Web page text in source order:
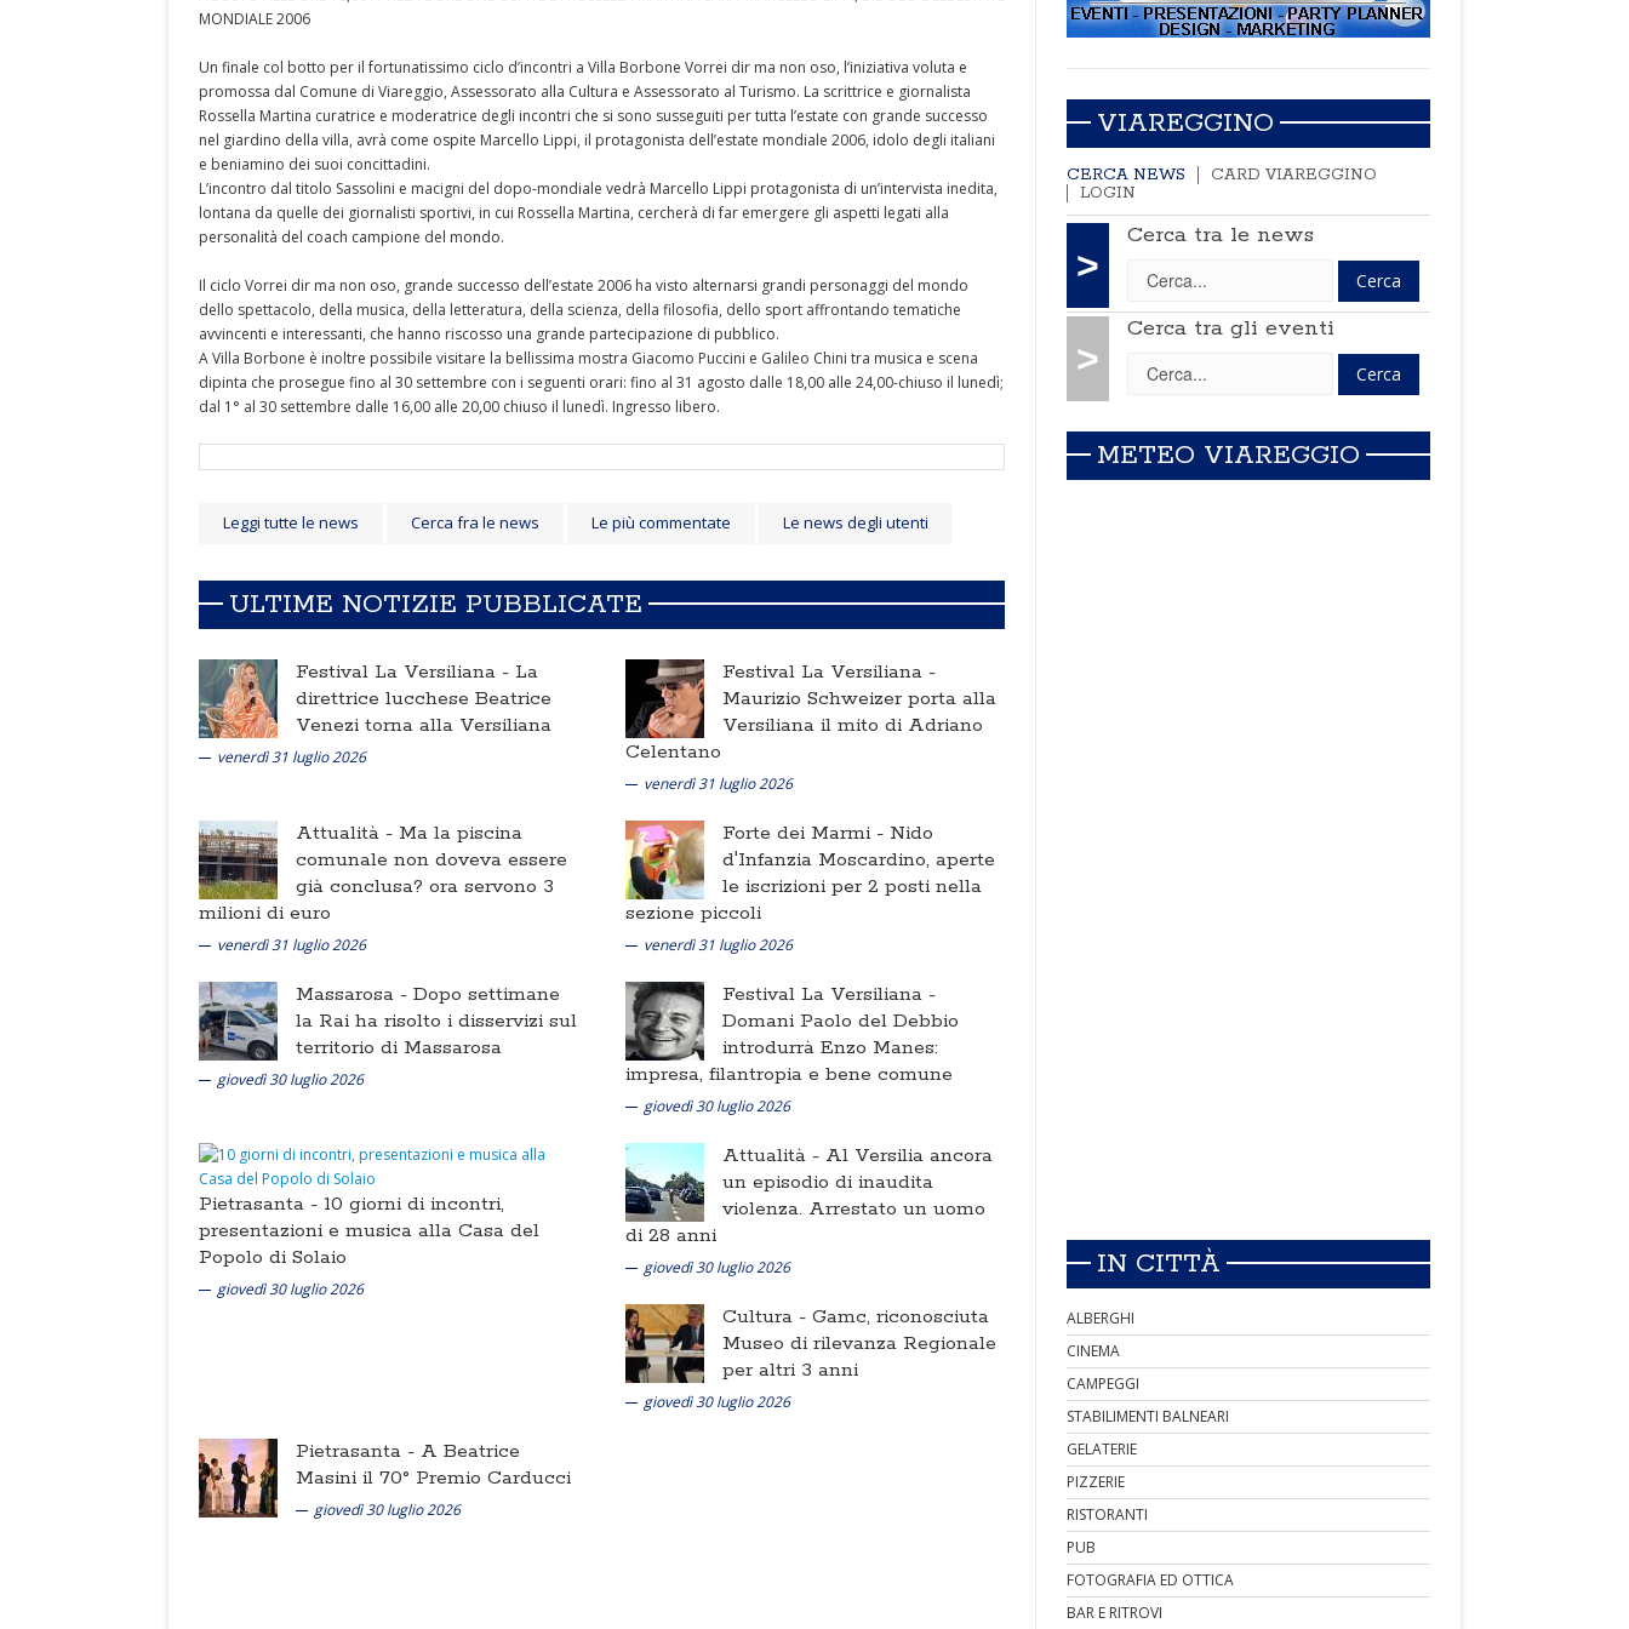
MONDIALE 2006
Un finale col botto per il fortunatissimo ciclo d’incontri a Villa Borbone Vorrei dir ma non oso, l’iniziativa voluta e
promossa dal Comune di Viareggio, Assessorato alla Cultura e Assessorato al Turismo. La scrittrice e giornalista
Rossella Martina curatrice e moderatrice degli incontri che si sono susseguiti per tutta l’estate con grande successo
nel giardino della villa, avrà come ospite Marcello Lippi, il protagonista dell’estate mondiale 2006, idolo degli italiani
e beniamino dei suoi concittadini.
L’incontro dal titolo Sassolini e macigni del dopo-mondiale vedrà Marcello Lippi protagonista di un’intervista inedita,
lontana da quelle dei giornalisti sportivi, in cui Rossella Martina, cercherà di far emergere gli aspetti legati alla
personalità del coach campione del mondo.
Il ciclo Vorrei dir ma non oso, grande successo dell’estate 2006 ha visto alternarsi grandi personaggi del mondo
dello spettacolo, della musica, della letteratura, della scienza, della filosofia, dello sport affrontando tematiche
avvincenti e interessanti, che hanno riscosso una grande partecipazione di pubblico.
A Villa Borbone è inoltre possibile visitare la bellissima mostra Giacomo Puccini e Galileo Chini tra musica e scena
dipinta che prosegue fino al 30 settembre con i seguenti orari: fino al 31 agosto dalle 18,00 alle 24,00-chiuso il lunedì;
dal 1° al 30 settembre dalle 16,00 alle 20,00 chiuso il lunedì. Ingresso libero.
Leggi tutte le news Cerca fra le news Le più commentate Le news degli utenti
ULTIME NOTIZIE PUBBLICATE
Festival La Versiliana - La
direttrice lucchese Beatrice
Venezi torna alla Versiliana
venerdì 31 luglio 2026
Festival La Versiliana -
Maurizio Schweizer porta alla
Versiliana il mito di Adriano
Celentano
venerdì 31 luglio 2026
Attualità - Ma la piscina
comunale non doveva essere
già conclusa? ora servono 3
milioni di euro
venerdì 31 luglio 2026
Forte dei Marmi - Nido
d'Infanzia Moscardino, aperte
le iscrizioni per 2 posti nella
sezione piccoli
venerdì 31 luglio 2026
Massarosa - Dopo settimane
la Rai ha risolto i disservizi sul
territorio di Massarosa
giovedì 30 luglio 2026
Festival La Versiliana -
Domani Paolo del Debbio
introdurrà Enzo Manes:
impresa, filantropia e bene comune
giovedì 30 luglio 2026
Pietrasanta - 10 giorni di incontri,
presentazioni e musica alla Casa del
Popolo di Solaio
giovedì 30 luglio 2026
Attualità - Al Versilia ancora
un episodio di inaudita
violenza. Arrestato un uomo
di 28 anni
giovedì 30 luglio 2026
Cultura - Gamc, riconosciuta
Museo di rilevanza Regionale
per altri 3 anni
giovedì 30 luglio 2026
Pietrasanta - A Beatrice
Masini il 70° Premio Carducci
giovedì 30 luglio 2026
VIAREGGINO
CERCA NEWS
CARD VIAREGGINO
LOGIN
>
Cerca tra le news
>
Cerca tra gli eventi
METEO VIAREGGIO
IN CITTÀ
ALBERGHI
CINEMA
CAMPEGGI
STABILIMENTI BALNEARI
GELATERIE
PIZZERIE
RISTORANTI
PUB
FOTOGRAFIA ED OTTICA
BAR E RITROVI